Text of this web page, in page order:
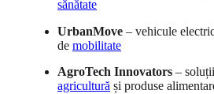
sănătate
UrbanMove – vehicule
de mobilitate
AgroTech Innovators –
agricultură și produse